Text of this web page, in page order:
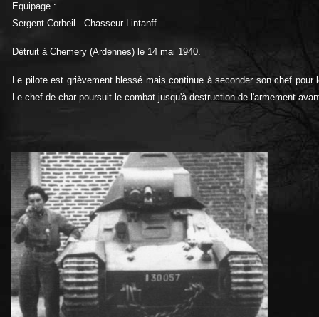
Equipage :
Sergent Corbeil - Chasseur Lintanff
Détruit à Chemery (Ardennes) le 14 mai 1940.
Le pilote est grièvement blessé mais continue à seconder son chef
Le chef de char poursuit le combat jusqu'à destruction de l'armement